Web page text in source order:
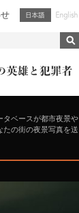
タベースが都市夜景や
たの街の夜景写真を送